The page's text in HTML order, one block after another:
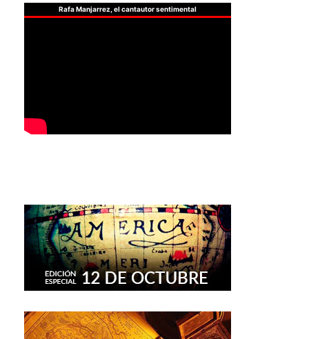
Rafa Manjarrez, el cantautor sentimental